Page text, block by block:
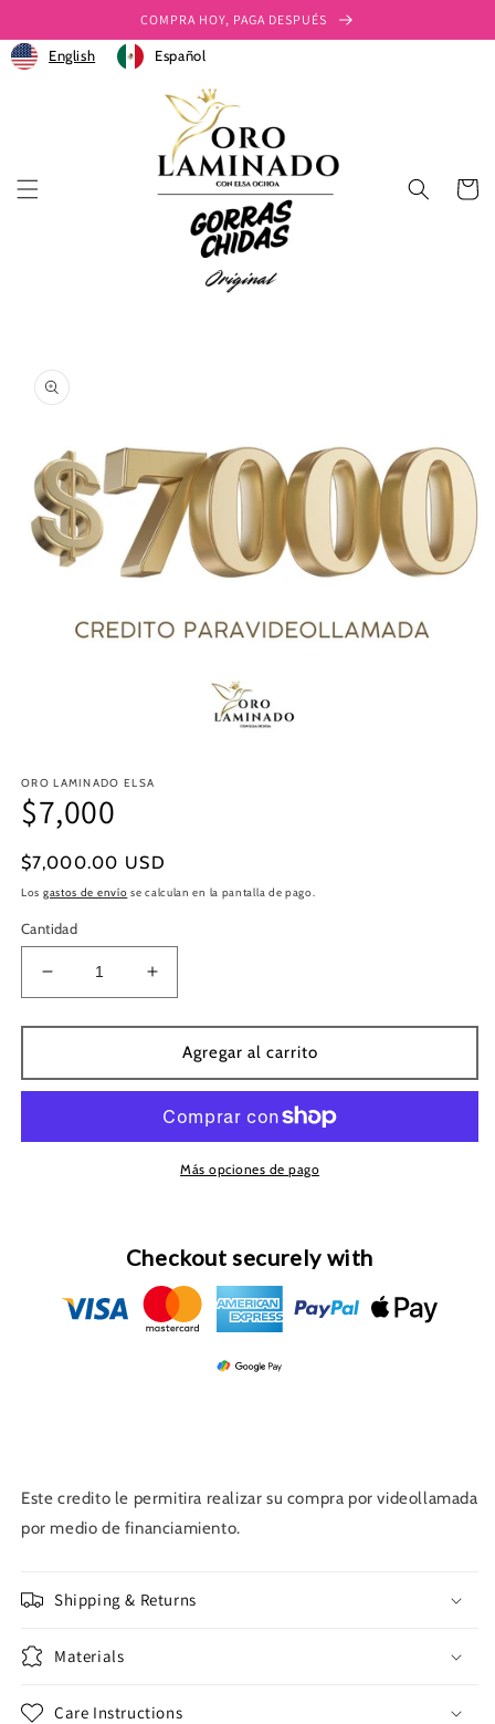
al contenido
COMPRA HOY, PAGA DESPUÉS
English Español
Carrito
a la
información
multimedia
1
en
ventana
modal
ORO LAMINADO ELSA
$7,000
Precio
habitual
$7,000.00 USD
Los gastos de envío se calculan en la pantalla de pago.
Cantidad
Reducir
cantidad
para
Aumentar
cantidad
para
$7,000
Agregar al carrito
Más opciones de pago
Checkout securely with
Este credito le permitira realizar su compra por videollamada
por medio de financiamiento.
Shipping & Returns
Materials
Care Instructions